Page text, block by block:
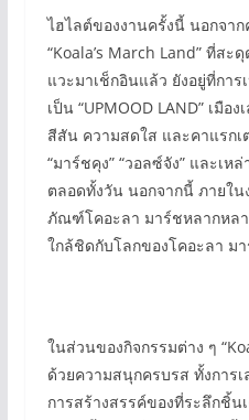
ไฮไลต์ของงานครั้งนี้ นอกจา
“Koala’s March Land” ที่ส
แวะมาเช็กอินแล้ว ยังอยู่ที่กา
เป็น “UPMOOD LAND” เมือ
สีสัน ความสดใส และคาแรก
“มาร์ชคุง” “วอลซ์จัง” และเห
ตลอดทั้งวัน นอกจากนี้ ภายใ
ภัณฑ์โคอะลา มาร์ชหลากหล
ใกล้ชิดกับโลกของโคอะลา ม
ในส่วนของกิจกรรมต่าง ๆ
ด้วยความสนุกครบรส ทั้งการ
การสร้างสรรค์ของที่ระลึกชิ้น